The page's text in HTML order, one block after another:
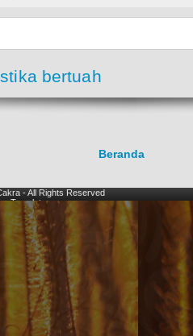
bertuah
Beranda
- All Rights Reserved
Template